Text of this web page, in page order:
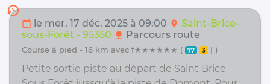
history
calendar_today le mer. 17 déc. 2025 à 09:00 location_on Saint-Brice-
sous-Forêt - 95350 nature Parcours route
course à pied - 16 km avec f★★★★★★ ( 77 3 | )
Petite sortie piste au départ de Saint Brice